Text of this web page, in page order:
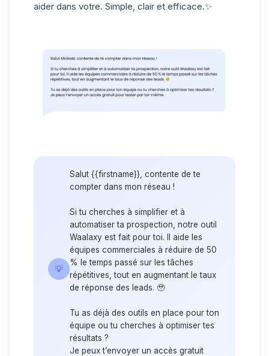
aider dans votre. Simple, clair et efficace.✨
💡
Salut {{firstname}}, contente de te
compter dans mon réseau !
Si tu cherches à simplifier et à
automatiser ta prospection, notre outil
Waalaxy est fait pour toi. Il aide les
équipes commerciales à réduire de 50
% le temps passé sur les tâches
répétitives, tout en augmentant le taux
de réponse des leads. 🥹
Tu as déjà des outils en place pour ton
équipe ou tu cherches à optimiser tes
résultats ?
Je peux t’envoyer un accès gratuit